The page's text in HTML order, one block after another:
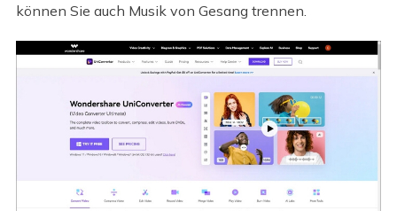
können Sie auch Musik von Gesang trennen.